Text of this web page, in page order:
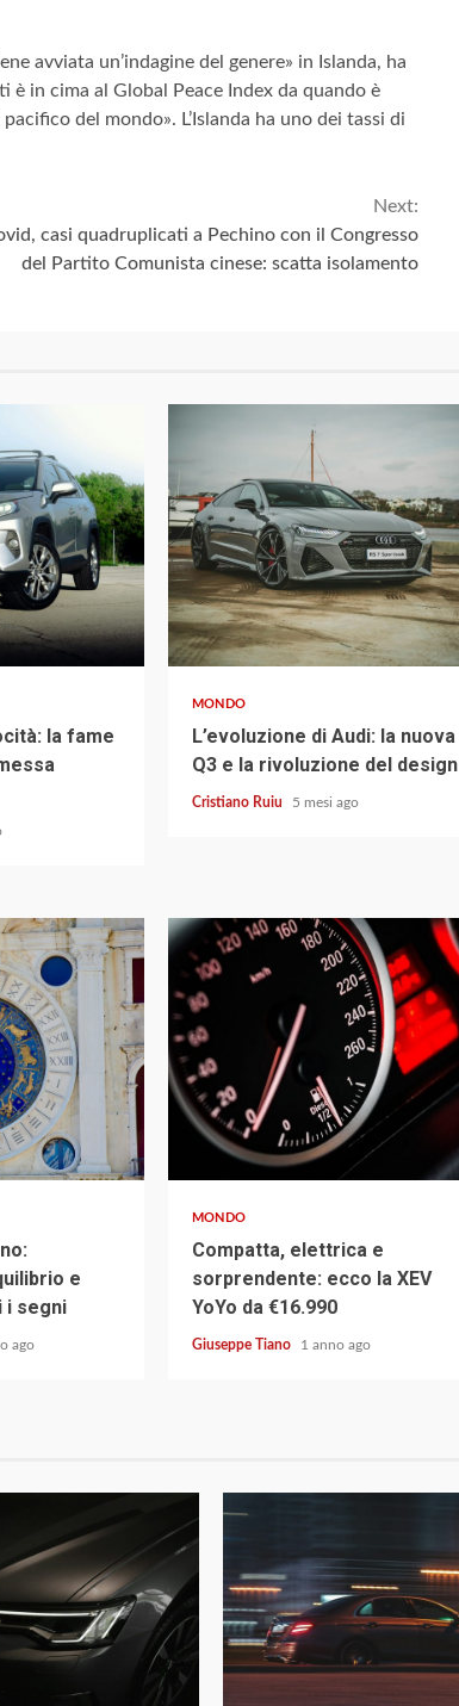
avviata un’indagine del genere» in Islanda, ha
in cima al Global Peace Index da quando è
del mondo». L’Islanda ha uno dei tassi di
Next:
casi quadruplicati a Pechino con il Congresso
del Partito Comunista cinese: scatta isolamento
la fame
3 min read
MONDO
L’evoluzione di Audi: la nuova
Q3 e la rivoluzione del design
Cristiano Ruiu 5 mesi ago
e
i segni
ago
3 min read
MONDO
Compatta, elettrica e
sorprendente: ecco la XEV
YoYo da €16.990
Giuseppe Tiano 1 anno ago